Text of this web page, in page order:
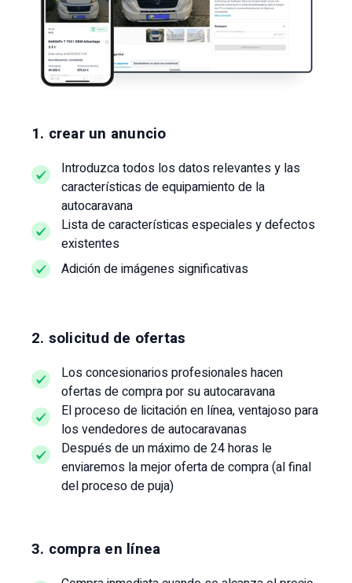
1. crear un anuncio
Introduzca todos los datos relevantes y las
características de equipamiento de la
autocaravana
Lista de características especiales y defectos
existentes
Adición de imágenes significativas
2. solicitud de ofertas
Los concesionarios profesionales hacen
ofertas de compra por su autocaravana
El proceso de licitación en línea, ventajoso para
los vendedores de autocaravanas
Después de un máximo de 24 horas le
enviaremos la mejor oferta de compra (al final
del proceso de puja)
3. compra en línea